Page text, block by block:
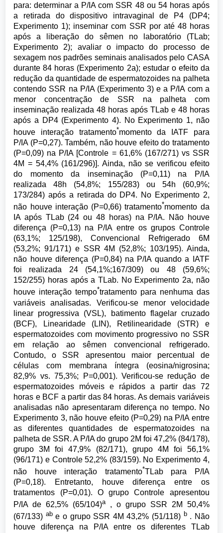
para: determinar a P/IA com SSR 48 ou 54 horas após
a retirada do dispositivo intravaginal de P4 (DP4;
Experimento 1); inseminar com SSR por até 48 horas
após a liberação do sêmen no laboratório (TLab;
Experimento 2); avaliar o impacto do processo de
sexagem nos padrões seminais analisados pelo CASA
durante 84 horas (Experimento 2a); estudar o efeito da
redução da quantidade de espermatozoides na palheta
contendo SSR na P/IA (Experimento 3) e a P/IA com a
menor concentração de SSR na palheta com
inseminação realizada 48 horas após TLab e 48 horas
após a DP4 (Experimento 4). No Experimento 1, não
houve interação tratamento*momento da IATF para
P/IA (P=0,27). Também, não houve efeito do tratamento
(P=0,09) na P/IA [Controle = 61,6% (167/271) vs SSR
4M = 54,4% (161/296)]. Ainda, não se verificou efeito
do momento da inseminação (P=0,11) na P/IA
realizada 48h (54,8%; 155/283) ou 54h (60,9%;
173/284) após a retirada do DP4. No Experimento 2,
não houve interação (P=0,66) tratamento*momento da
IA após TLab (24 ou 48 horas) na P/IA. Não houve
diferença (P=0,13) na P/IA entre os grupos Controle
(63,1%; 125/198), Convencional Refrigerado 6M
(53,2%; 91/171) e SSR 4M (52,8%; 103/195). Ainda,
não houve diferença (P=0,84) na P/IA quando a IATF
foi realizada 24 (54,1%;167/309) ou 48 (59,6%;
152/255) horas após a TLab. No Experimento 2a, não
houve interação tempo*tratamento para nenhuma das
variáveis analisadas. Verificou-se menor velocidade
linear progressiva (VSL), batimento flagelar cruzado
(BCF), Linearidade (LIN), Retilinearidade (STR) e
espermatozoides com movimento progressivo no SSR
em relação ao sêmen convencional refrigerado.
Contudo, o SSR apresentou maior percentual de
células com membrana íntegra (eosina/nigrosina;
82,9% vs. 75,3%; P=0,001). Verificou-se redução de
espermatozoides móveis e rápidos a partir das 72
horas e BCF a partir das 84 horas. As demais variáveis
analisadas não apresentaram diferença no tempo. No
Experimento 3, não houve efeito (P=0,29) na P/IA entre
as diferentes quantidades de espermatozoides na
palheta de SSR. A P/IA do grupo 2M foi 47,2% (84/178),
grupo 3M foi 47,9% (82/171), grupo 4M foi 56,1%
(96/171) e Controle 52,2% (83/159). No Experimento 4,
não houve interação tratamento*TLab para P/IA
(P=0,18). Entretanto, houve diferença entre os
tratamentos (P=0,01). O grupo Controle apresentou
P/IA de 62,5% (65/104)a, o grupo SSR 2M 50,4%
(67/133) abe o grupo SSR 4M 43,2% (51/118) b. Não
houve diferença na P/IA entre os diferentes TLab